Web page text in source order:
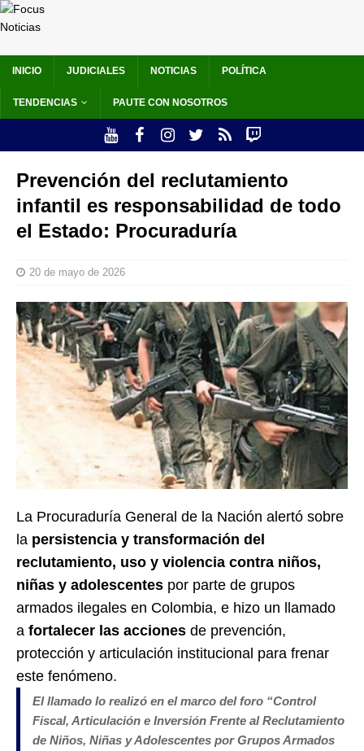
INICIO JUDICIALES NOTICIAS POLÍTICA
TENDENCIAS PAUTE CON NOSOTROS
Prevención del reclutamiento
infantil es responsabilidad de todo
el Estado: Procuraduría
20 de mayo de 2026
La Procuraduría General de la Nación alertó sobre
la persistencia y transformación del
reclutamiento, uso y violencia contra niños,
niñas y adolescentes por parte de grupos
armados ilegales en Colombia, e hizo un llamado
a fortalecer las acciones de prevención,
protección y articulación institucional para frenar
este fenómeno.
El llamado lo realizó en el marco del foro “Control
Fiscal, Articulación e Inversión Frente al Reclutamiento
de Niños, Niñas y Adolescentes por Grupos Armados